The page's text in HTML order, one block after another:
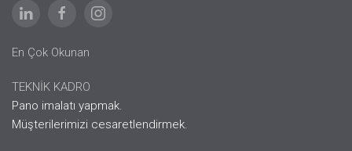
En Çok Okunan
TEKNİK KADRO
Pano imalatı yapmak.
Müşterilerimizi cesaretlendirmek.